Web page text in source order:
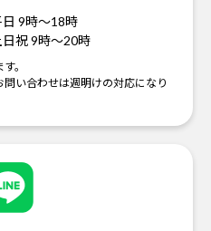
日 9時～18時
日祝 9時～20時
。
い合わせは週明けの対応になり